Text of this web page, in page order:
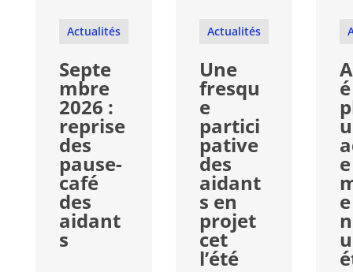
Actualités
Septe
mbre
2026 :
reprise
des
pause-
café
des
aidant
s
Actualités
Une
fresqu
e
partici
pative
des
aidant
s en
projet
cet
l’été
é
e